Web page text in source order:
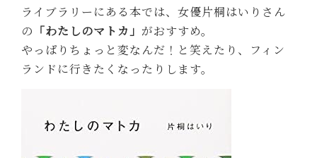
ライブラリーにある本では、女優片桐はいりさん
の 「わたしのマトカ」 がおすすめ。
やっぱりちょっと変なんだ！と笑えたり、フィン
ランドに行きたくなったりします。